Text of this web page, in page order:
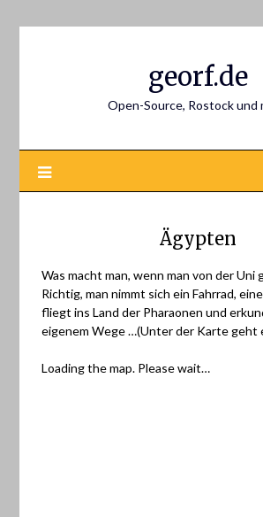
georf.de
Open-Source, Rostock und
Ägypten
Was macht man, wenn man von der Uni
Richtig, man nimmt sich ein Fahrrad,
fliegt ins Land der Pharaonen und
eigenem Wege …(Unter der Karte geht
Loading the map. Please wait…